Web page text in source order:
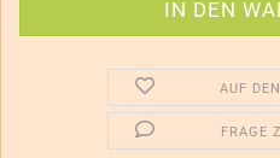
AUF
FRAGE